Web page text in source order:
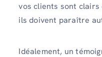
vos clients sont clairs
ils doivent paraître
Idéalement, un